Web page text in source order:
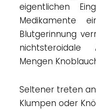
eigentlichen
Medikamente
Blutgerinnung
nichtsteroidale
Mengen
Seltener treten
Klumpen oder